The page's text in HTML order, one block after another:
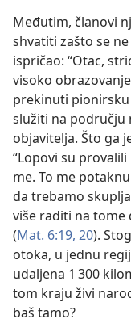
Međutim, članovi
shvatiti zašto se
ispričao: “Otac,
visoko
prekinuti pionirsku
služiti na području
objavitelja. Što ga
“Lopovi su
me. To me
da trebamo
više raditi na tome
(Mat. 6:19, 20).
otoka, u jednu
udaljena 1 300
tom kraju živi
baš tamo?